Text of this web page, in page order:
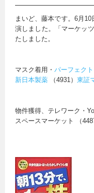
まいど、藤本です。6月10
演しました。「マーケッ
たしました。
マスク着用・パーフェク
新日本製薬 （4931）東証
物件獲得、テレワーク・
スペースマーケット （